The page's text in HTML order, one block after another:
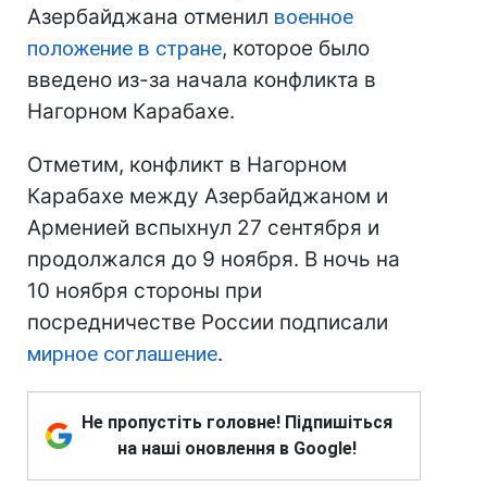
Азербайджана отменил военное
положение в стране, которое было
введено из-за начала конфликта в
Нагорном Карабахе.
Отметим, конфликт в Нагорном
Карабахе между Азербайджаном и
Арменией вспыхнул 27 сентября и
продолжался до 9 ноября. В ночь на
10 ноября стороны при
посредничестве России подписали
мирное соглашение.
Не пропустіть головне! Підпишіться
на наші оновлення в Google!